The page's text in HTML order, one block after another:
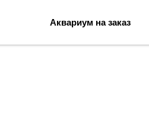
Аквариум на заказ